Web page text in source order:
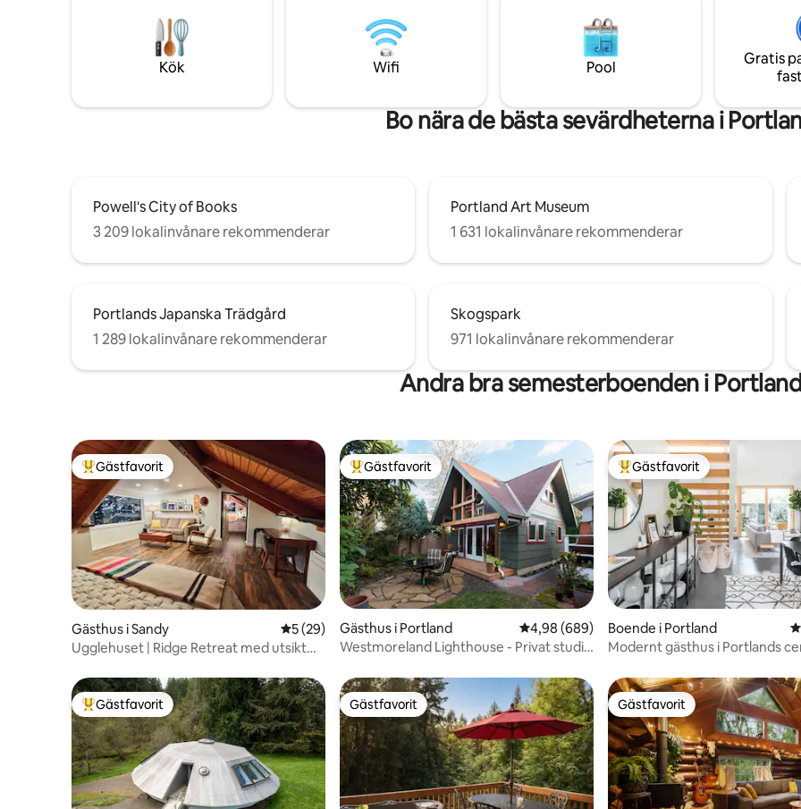
lokalt kaffe - Mat inomhus och utomhus -
Se bildtexter för mer information -
Utbildade tjänstedjur välkomna; inga
husdjur eller ESA:er
Two, , Wilder. Jet Black Coffee. #72
busshållplats vid dörren. Portlands
finaste mat- och konstutbud från din
sofistikerade tillflyktsort
projektor för streaming. Njut
privata altan över den
trädgården med hängmatta
utomhusdusch. Buss och tåg i
med gott om parkering på
Kök Wifi Pool
Gratis
Bo nära de bästa sevärdheterna i
Powell's City of Books
3 209 lokalinvånare rekommenderar
Portland Art Museum
1 631 lokalinvånare rekommenderar
Portlands Japanska Trädgård
1 289 lokalinvånare rekommenderar
Skogspark
971 lokalinvånare rekommenderar
Andra bra semesterboenden i
Populär gästfavorit
Gästfavorit
Gästhus i Sandy 5 av 5 i genomsnittligt betyg, 29 omdömen
5 (29)
Ugglehuset | Ridge Retreat med utsikt
Populär gästfavorit
Gästfavorit
Gästhus i Portland 4,98 av 5 i genomsnittligt betyg, 689
4,98 (689)
Westmoreland Lighthouse - Privat studio
Populär gästfavorit
Gästfavorit
Boende i Portland
Modernt gästhus i Portlands
Populär gästfavorit
Gästfavorit Gästfavorit
Gästfavorit Gästfavorit
Gästfavorit